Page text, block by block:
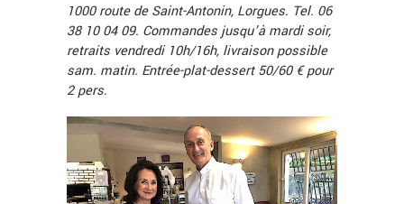
1000 route de Saint-Antonin, Lorgues. Tel. 06
38 10 04 09. Commandes jusqu’à mardi soir,
retraits vendredi 10h/16h, livraison possible
sam. matin. Entrée-plat-dessert 50/60 € pour
2 pers.